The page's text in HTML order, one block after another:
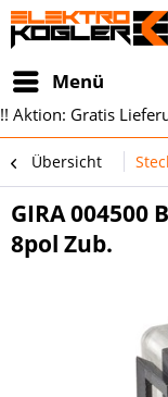
Menü
!! Aktion: Gratis
Übersicht
GIRA 004500
8pol Zub.